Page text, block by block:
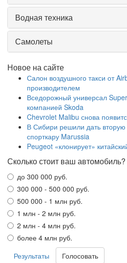
Водная техника
Самолеты
Новое на сайте
Салон воздушного такси от
производителем
Вседорожный универсал
компанией Skoda
Chevrolet Malibu снова
В Сибири решили дать вторую
спорткару Marussia
Peugeot «клонирует»
Сколько стоит ваш автомобиль?
до 300 000 руб.
300 000 - 500 000 руб.
500 000 - 1 млн руб.
1 млн - 2 млн руб.
2 млн - 4 млн руб.
более 4 млн руб.
Результаты